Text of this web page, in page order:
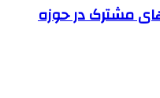
مشترک در حوزه